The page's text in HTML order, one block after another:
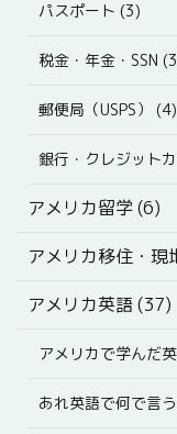
パスポート (3)
税金・年金・SSN
郵便局（USPS） (4)
銀行・クレジット
アメリカ留学 (6)
アメリカ移住・現
アメリカ英語 (37)
アメリカで学んだ
あれ英語で何で言